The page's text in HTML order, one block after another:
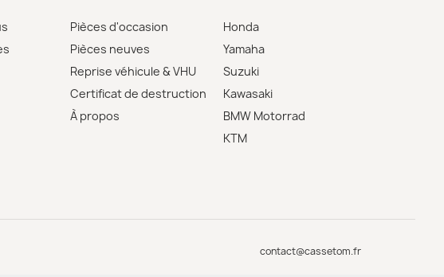
Pièces d'occasion
Pièces neuves
Reprise véhicule & VHU
Certificat de destruction
À propos
Honda
Yamaha
Suzuki
Kawasaki
BMW Motorrad
KTM
contact@cassetom.fr